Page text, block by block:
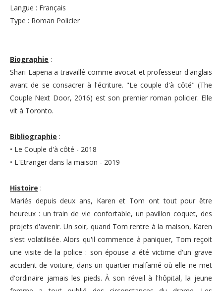
Langue : Français
Type : Roman Policier
Biographie :
Shari Lapena a travaillé comme avocat et professeur d'anglais
avant de se consacrer à l'écriture. "Le couple d'à côté" (The
Couple Next Door, 2016) est son premier roman policier. Elle
vit à Toronto.
Bibliographie :
• Le Couple d'à côté - 2018
• L'Etranger dans la maison - 2019
Histoire :
Mariés depuis deux ans, Karen et Tom ont tout pour être
heureux : un train de vie confortable, un pavillon coquet, des
projets d'avenir. Un soir, quand Tom rentre à la maison, Karen
s'est volatilisée. Alors qu'il commence à paniquer, Tom reçoit
une visite de la police : son épouse a été victime d'un grave
accident de voiture, dans un quartier malfamé où elle ne met
d'ordinaire jamais les pieds. À son réveil à l'hôpital, la jeune